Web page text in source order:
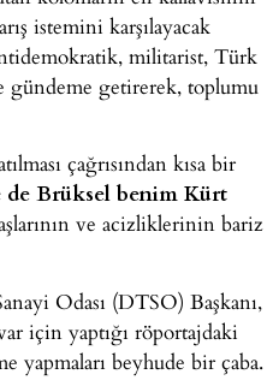
istemini karşılayacak
militarist, Türk
gündeme getirerek, toplumu
çağrısından kısa bir
Brüksel benim Kürt
ve acizliklerinin bariz
Odası (DTSO) Başkanı,
için yaptığı röportajdaki
yapmaları beyhude bir çaba.